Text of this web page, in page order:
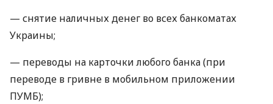
— снятие наличных денег во всех банкоматах
Украины;
— переводы на карточки любого банка (при
переводе в гривне в мобильном приложении
ПУМБ);